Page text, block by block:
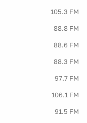
105.3 FM
88.8 FM
88.6 FM
88.3 FM
97.7 FM
106.1 FM
91.5 FM